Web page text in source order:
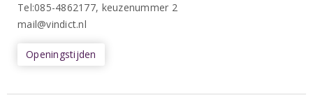
Tel:085-4862177, keuzenummer 2
mail@vindict.nl
Openingstijden